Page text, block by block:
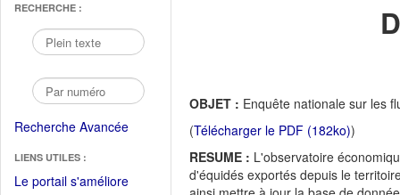
RECHERCHE :
Recherche Avancée
LIENS UTILES :
Le portail s'améliore(Fichier
OBJET : Enquête nationale sur les
(Télécharger le PDF (182ko))
RESUME : L'observatoire
d'équidés exportés depuis le